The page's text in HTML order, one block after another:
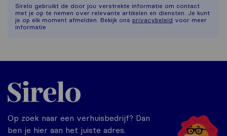
Sirelo gebruikt de door jou verstrekte informatie om contact
met je op te nemen over relevante artikelen en diensten. Je kunt
je op elk moment afmelden. Bekijk ons privacybeleid voor meer
informatie
Sirelo.nl
Op zoek naar een verhuisbedrijf? Dan
ben je hier aan het juiste adres.